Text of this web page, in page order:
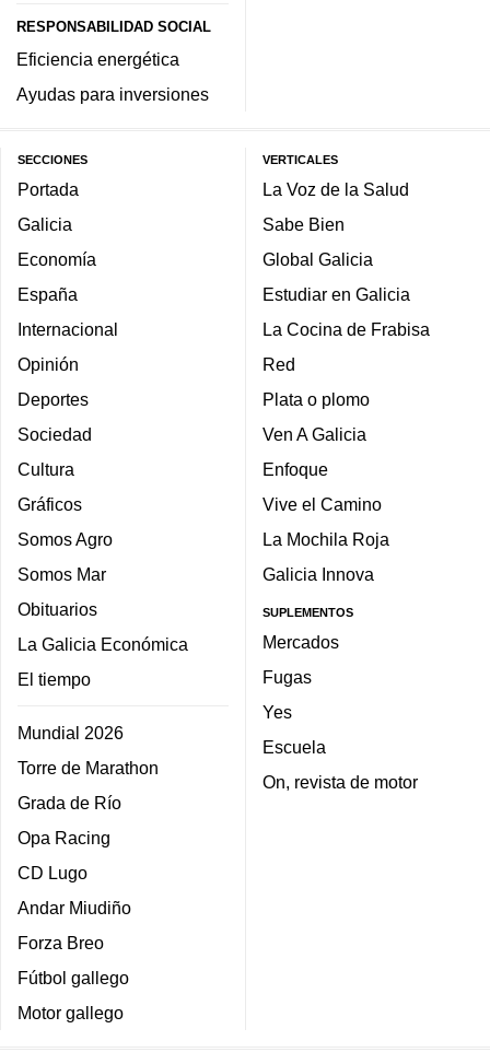
RESPONSABILIDAD SOCIAL
Eficiencia energética
Ayudas para inversiones
SECCIONES
Portada
Galicia
Economía
España
Internacional
Opinión
Deportes
Sociedad
Cultura
Gráficos
Somos Agro
Somos Mar
Obituarios
La Galicia Económica
El tiempo
Mundial 2026
Torre de Marathon
Grada de Río
Opa Racing
CD Lugo
Andar Miudiño
Forza Breo
Fútbol gallego
Motor gallego
VERTICALES
La Voz de la Salud
Sabe Bien
Global Galicia
Estudiar en Galicia
La Cocina de Frabisa
Red
Plata o plomo
Ven A Galicia
Enfoque
Vive el Camino
La Mochila Roja
Galicia Innova
SUPLEMENTOS
Mercados
Fugas
Yes
Escuela
On, revista de motor